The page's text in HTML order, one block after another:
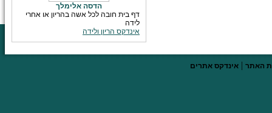
הדסה אלימלך
דף בית חובה לכל אשה בהריון או אחרי
לידה
אינדקס הריון ולידה
האתר| אינדקס אתרים